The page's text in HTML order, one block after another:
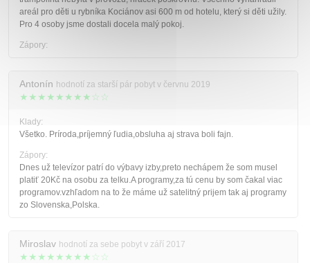
areál pro děti u rybníka Kociánov asi 600 m od hotelu, který si děti užily.
Pro 4 osoby jsme dostali docela malý pokoj.
Zápory:
Antonín hodnotí za starší pár pobyt v červnu 2019
★★★★★★★★☆☆
Klady:
Všetko. Príroda,príjemný ľudia,obsluha aj strava boli fajn.
Zápory:
Dnes už televízor patrí do výbavy izby,preto nechápem že som musel
platiť 20Kč na osobu za telku.A programy,za tú cenu by som čakal viac
programov.vzhľadom na to že máme už satelitný prijem tak aj programy
zo Slovenska,Polska.
Miroslav hodnotí za sebe pobyt v září 2017
★★★★★★★★☆☆